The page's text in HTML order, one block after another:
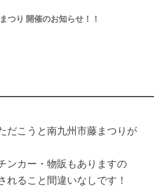
つり 開催のお知らせ！！
だこうと南九州市藤まつりが
ンカー・物販もありますの
れること間違いなしです！